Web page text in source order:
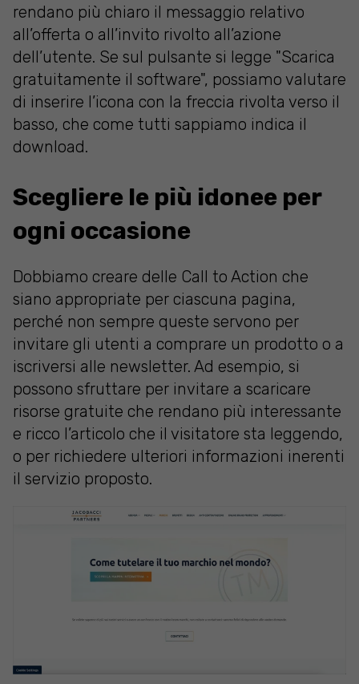
rendano più chiaro il messaggio relativo
all’offerta o all’invito rivolto all’azione
dell’utente. Se sul pulsante si legge "Scarica
gratuitamente il software", possiamo valutare
di inserire l’icona con la freccia rivolta verso il
basso, che come tutti sappiamo indica il
download.
Scegliere le più idonee per
ogni occasione
Dobbiamo creare delle Call to Action che
siano appropriate per ciascuna pagina,
perché non sempre queste servono per
invitare gli utenti a comprare un prodotto o a
iscriversi alle newsletter. Ad esempio, si
possono sfruttare per invitare a scaricare
risorse gratuite che rendano più interessante
e ricco l’articolo che il visitatore sta leggendo,
o per richiedere ulteriori informazioni inerenti
il servizio proposto.